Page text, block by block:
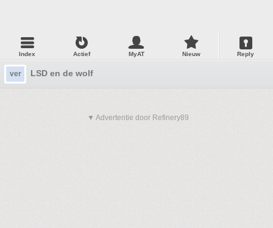
Index Actief MyAT Nieuw Reply
ver LSD en de wolf
▼ Advertentie door Refinery89